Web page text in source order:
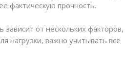
фактическую прочность.
от нескольких факторов,
нагрузки, важно учитывать все